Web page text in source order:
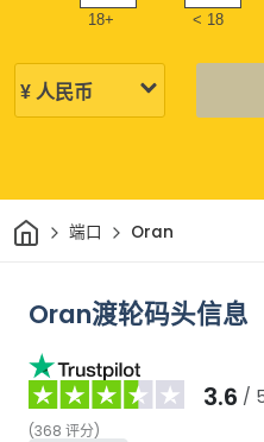
18+ < 18
家 端口 Oran
Oran渡轮码头信息
3.6 /
(368 评分)